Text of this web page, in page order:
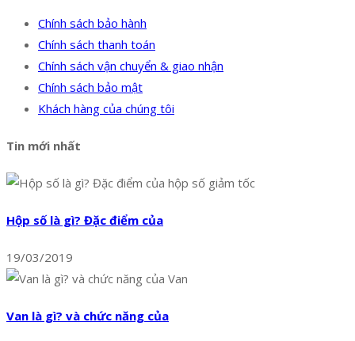
Chính sách bảo hành
Chính sách thanh toán
Chính sách vận chuyển & giao nhận
Chính sách bảo mật
Khách hàng của chúng tôi
Tin mới nhất
Hộp số là gì? Đặc điểm của
19/03/2019
Van là gì? và chức năng của